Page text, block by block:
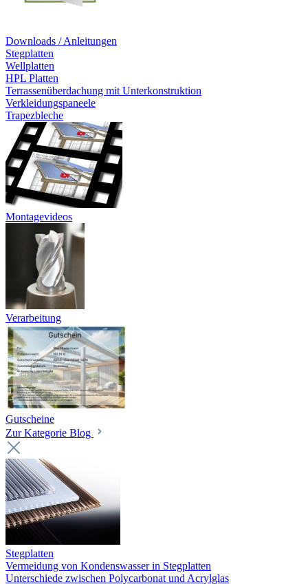
Downloads / Anleitungen
Stegplatten
Wellplatten
HPL Platten
Terrassenüberdachung mit Unterkonstruktion
Verkleidungspaneele
Trapezbleche
Montagevideos
Verarbeitung
Gutscheine
Zur Kategorie Blog
Stegplatten
Vermeidung von Kondenswasser in Stegplatten
Unterschiede zwischen Polycarbonat und Acrylglas